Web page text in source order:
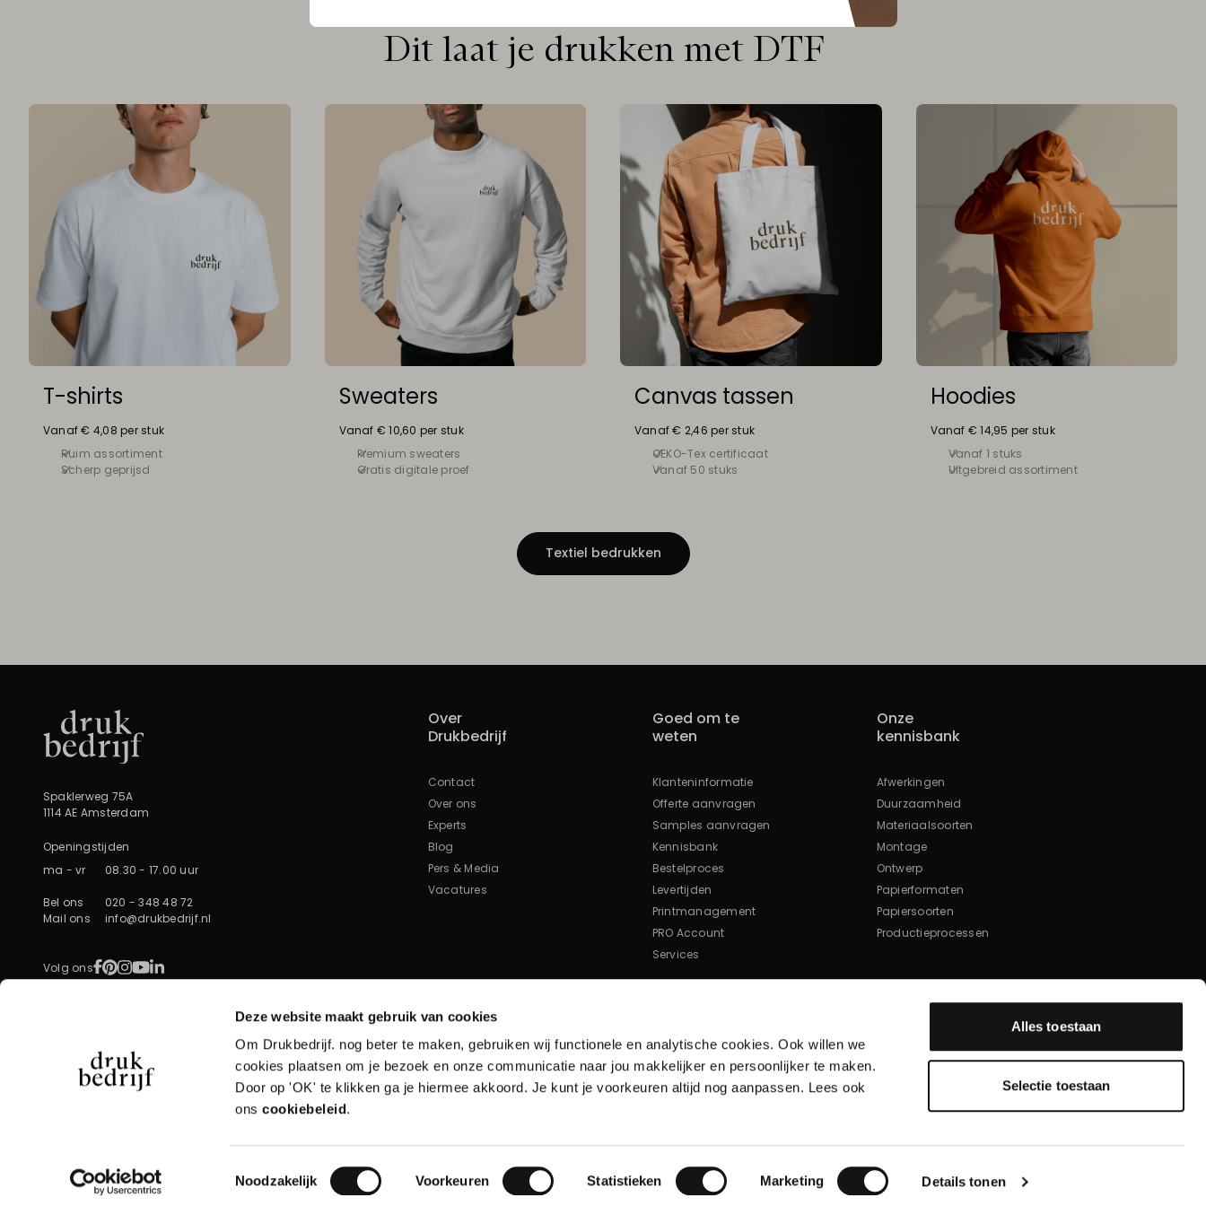
Deze website maakt gebruik van cookies
Om Drukbedrijf. nog beter te maken, gebruiken wij functionele en analytische cookies. Ook willen we
cookies plaatsen om je bezoek en onze communicatie naar jou makkelijker en persoonlijker te maken.
Door op 'OK' te klikken ga je hiermee akkoord. Je kunt je voorkeuren altijd nog aanpassen. Lees ook
onscookiebeleid.
Toestemmingsselectie
Noodzakelijk Voorkeuren Statistieken Marketing Details tonen
Alles toestaan
Selectie toestaan
Dit laat je drukken met DTF
T-shirts
Vanaf € 4,08 per stuk
Ruim assortiment
Scherp geprijsd
Sweaters
Vanaf € 10,60 per stuk
Premium sweaters
Gratis digitale proef
Canvas tassen
Vanaf € 2,46 per stuk
OEKO-Tex certificaat
Vanaf 50 stuks
Hoodies
Vanaf € 14,95 per stuk
Vanaf 1 stuks
Uitgebreid assortiment
Textiel bedrukken
Spaklerweg 75A
1114 AE Amsterdam
Openingstijden
ma - vr
08.30 - 17.00 uur
Bel ons
020 - 348 48 72
Mail ons
info@drukbedrijf.nl
Volg onsFacebook
Pinterest
Instagram
YouTube
LinkedIn
Over
Drukbedrijf
Contact
Over ons
Experts
Blog
Pers & Media
Vacatures
Goed om te
weten
Klanteninformatie
Offerte aanvragen
Samples aanvragen
Kennisbank
Bestelproces
Levertijden
Printmanagement
PRO Account
Services
Onze
kennisbank
Afwerkingen
Duurzaamheid
Materiaalsoorten
Montage
Ontwerp
Papierformaten
Papiersoorten
Productieprocessen
Mis geen acties & updates!
Schrijf je in voor de Drukbedrijf wekelijkse nieuwsbrief
iDEALPaypalMastercard
VisaAmerican Express
BancontactOp rekening
8.9(3025 Reviews)
©2026 Drukbedrijf Algemene voorwaarden Privacy
Cookies